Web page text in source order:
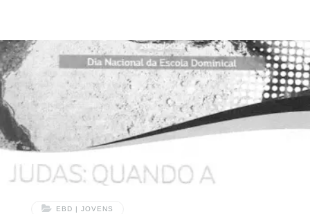
de Filho da Consolação TERÇA – At 4.36,37 Barnabé,
um homem solidário QUARTA – At 9.26,27
EBD | JOVENS